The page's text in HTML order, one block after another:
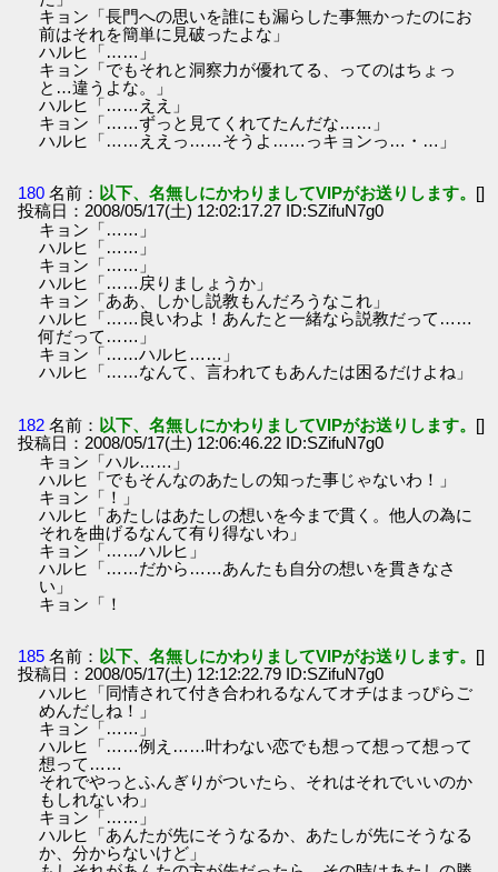
キョン「長門への思いを誰にも漏らした事無かったのにお
前はそれを簡単に見破ったよな」
ハルヒ「……」
キョン「でもそれと洞察力が優れてる、ってのはちょっ
と…違うよな。」
ハルヒ「……ええ」
キョン「……ずっと見てくれてたんだな……」
ハルヒ「……ええっ……そうよ……っキョンっ…・…」
180 名前： 以下、名無しにかわりましてVIPがお送りします。 []
投稿日：2008/05/17(土) 12:02:17.27 ID:SZifuN7g0
キョン「……」
ハルヒ「……」
キョン「……」
ハルヒ「……戻りましょうか」
キョン「ああ、しかし説教もんだろうなこれ」
ハルヒ「……良いわよ！あんたと一緒なら説教だって……
何だって……」
キョン「……ハルヒ……」
ハルヒ「……なんて、言われてもあんたは困るだけよね」
182 名前： 以下、名無しにかわりましてVIPがお送りします。 []
投稿日：2008/05/17(土) 12:06:46.22 ID:SZifuN7g0
キョン「ハル……」
ハルヒ「でもそんなのあたしの知った事じゃないわ！」
キョン「！」
ハルヒ「あたしはあたしの想いを今まで貫く。他人の為に
それを曲げるなんて有り得ないわ」
キョン「……ハルヒ」
ハルヒ「……だから……あんたも自分の想いを貫きなさ
い」
キョン「！
185 名前： 以下、名無しにかわりましてVIPがお送りします。 []
投稿日：2008/05/17(土) 12:12:22.79 ID:SZifuN7g0
ハルヒ「同情されて付き合われるなんてオチはまっぴらご
めんだしね！」
キョン「……」
ハルヒ「……例え……叶わない恋でも想って想って想って
想って……
それでやっとふんぎりがついたら、それはそれでいいのか
もしれないわ」
キョン「……」
ハルヒ「あんたが先にそうなるか、あたしが先にそうなる
か、分からないけど」